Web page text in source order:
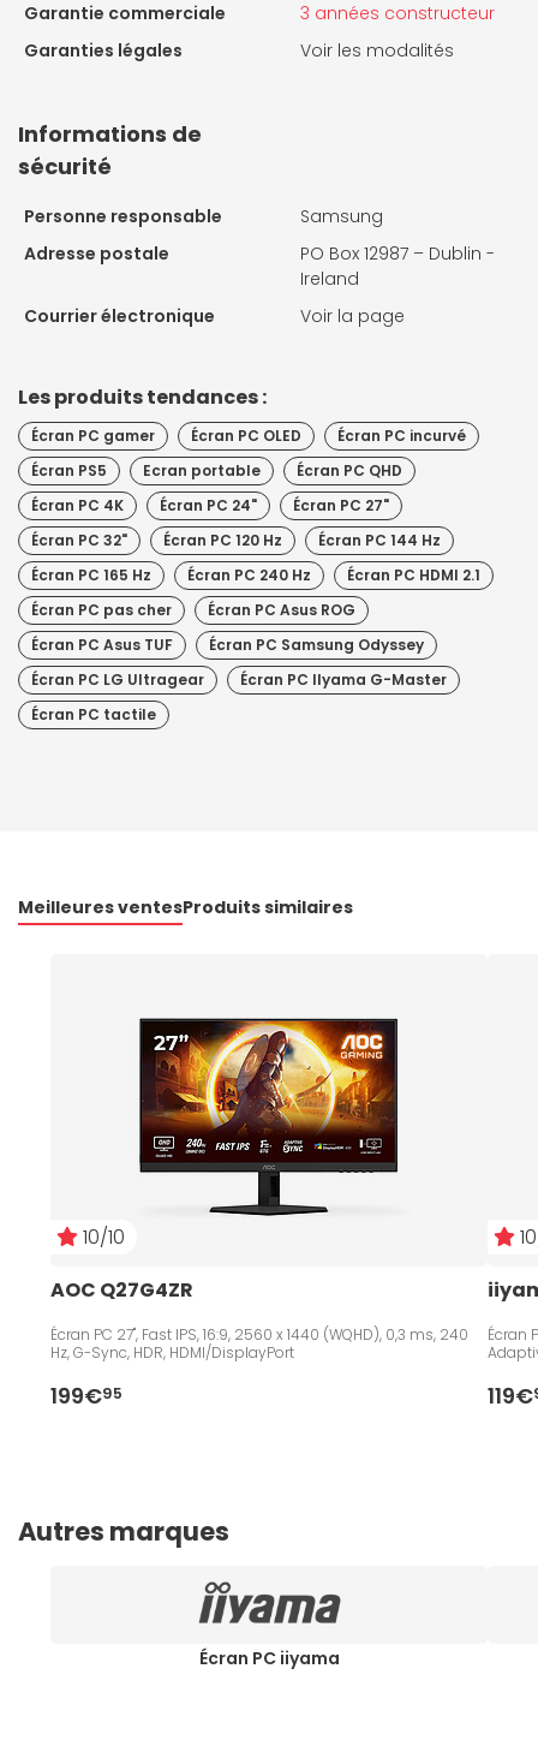
Garantie commerciale
3 années constructeur
Garanties légales
Voir les modalités
Informations de
sécurité
Personne responsable
Samsung
Adresse postale
PO Box 12987 – Dublin -
Ireland
Courrier électronique
Voir la page
Les produits tendances :
Écran PC gamer Écran PC OLED
Écran PC incurvé
Écran PS5
Ecran portable
Écran PC QHD
Écran PC 4K
Écran PC 24"
Écran PC 27"
Écran PC 32"
Écran PC 120 Hz
Écran PC 144 Hz
Écran PC 165 Hz
Écran PC 240 Hz
Écran PC HDMI 2.1
Écran PC pas cher
Écran PC Asus ROG
Écran PC Asus TUF
Écran PC Samsung Odyssey
Écran PC LG Ultragear
Écran PC IIyama G-Master
Écran PC tactile
Meilleures ventesProduits similaires
10/10
AOC Q27G4ZR
Écran PC 27", Fast IPS, 16:9, 2560 x 1440 (WQHD), 0,3 ms, 240
Hz, G-Sync, HDR, HDMI/DisplayPort
199€95
Écran PC 23.8", Fast IPS,
119€
Autres marques
Écran PC iiyama